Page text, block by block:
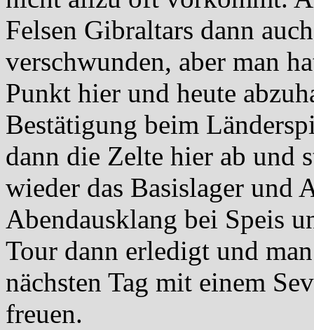
Felsen Gibraltars dann
verschwunden, aber man
Punkt hier und heute
Bestätigung beim
dann die Zelte hier ab und
wieder das Basislager und
Abendausklang bei Speis
Tour dann erledigt und
nächsten Tag mit einem
freuen.